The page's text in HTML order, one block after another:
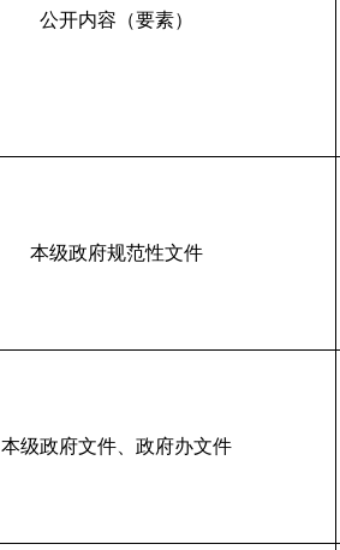
公开内容（要素）
本级政府规范性文件
本级政府文件、政府办文件